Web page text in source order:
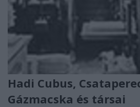
Hadi Cubus,
Gázmacska és társai